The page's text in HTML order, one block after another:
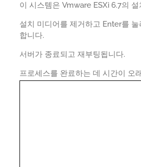
이 시스템은 Vmware ESXi 6.7의
설치 미디어를 제거하고 Enter를
합니다.
서버가 종료되고 재부팅됩니다.
프로세스를 완료하는 데 시간이 오